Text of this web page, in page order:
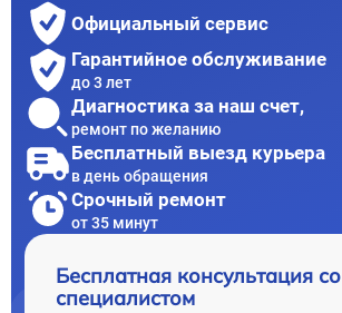
Официальный сервис
Гарантийное обслуживание
до 3 лет
Диагностика за наш счет,
ремонт по желанию
Бесплатный выезд курьера
в день обращения
Срочный ремонт
от 35 минут
Бесплатная консультация со
специалистом